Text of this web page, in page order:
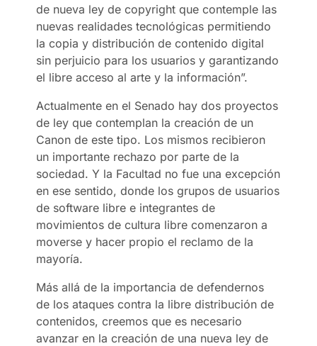
de nueva ley de copyright que contemple las
nuevas realidades tecnológicas permitiendo
la copia y distribución de contenido digital
sin perjuicio para los usuarios y garantizando
el libre acceso al arte y la información”.
Actualmente en el Senado hay dos proyectos
de ley que contemplan la creación de un
Canon de este tipo. Los mismos recibieron
un importante rechazo por parte de la
sociedad. Y la Facultad no fue una excepción
en ese sentido, donde los grupos de usuarios
de software libre e integrantes de
movimientos de cultura libre comenzaron a
moverse y hacer propio el reclamo de la
mayoría.
Más allá de la importancia de defendernos
de los ataques contra la libre distribución de
contenidos, creemos que es necesario
avanzar en la creación de una nueva ley de